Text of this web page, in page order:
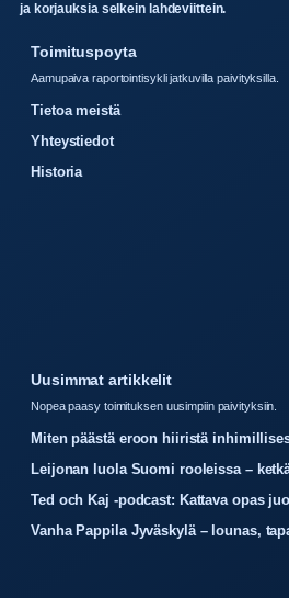
ja korjauksia selkein lahdeviittein.
Toimituspoyta
Aamupaiva raportointisykli jatkuvilla paivityksilla.
Tietoa meistä
Yhteystiedot
Historia
Uusimmat artikkelit
Nopea paasy toimituksen uusimpiin paivityksiin.
Miten päästä eroon hiiristä
Leijonan luola Suomi rooleissa –
Ted och Kaj -podcast: Kattava opas
Vanha Pappila Jyväskylä – lounas,